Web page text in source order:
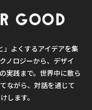
」よくするアイデアを集
ノロジーから、デザイ
実践まで。世界中に散ら
ながら、対話を通じて
します。